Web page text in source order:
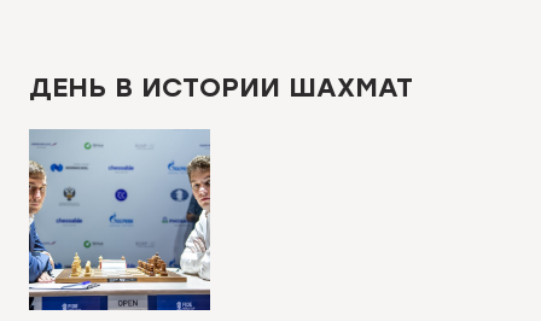
ДЕНЬ В ИСТОРИИ ШАХМАТ